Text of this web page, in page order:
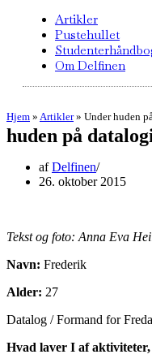
Artikler
Pustehullet
Om Delfinen
Hjem » Artikler» Under huden
huden på
afDelfinen
26. oktober 2015
Tekst og foto: Anna Eva
Navn: Frederik
Alder: 27
Datalog / Formand for
Hvad laver I af